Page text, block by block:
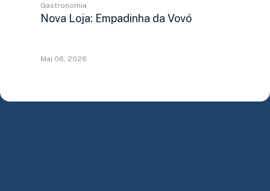
Gastronomia
Nova Loja: Empadinha da Vovó
Mai 06, 2026